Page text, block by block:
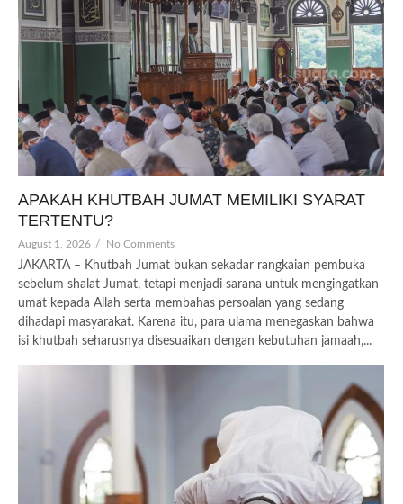
APAKAH KHUTBAH JUMAT MEMILIKI SYARAT
TERTENTU?
August 1, 2026 / No Comments
JAKARTA – Khutbah Jumat bukan sekadar rangkaian pembuka
sebelum shalat Jumat, tetapi menjadi sarana untuk mengingatkan
umat kepada Allah serta membahas persoalan yang sedang
dihadapi masyarakat. Karena itu, para ulama menegaskan bahwa
isi khutbah seharusnya disesuaikan dengan kebutuhan jamaah,...